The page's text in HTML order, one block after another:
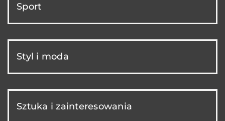
Sport
Styl i moda
Sztuka i zainteresowania